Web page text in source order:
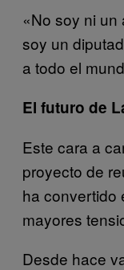
«No soy ni un
soy un
a todo el
El futuro de
Este cara a
proyecto de
ha convertido
mayores
Desde hace